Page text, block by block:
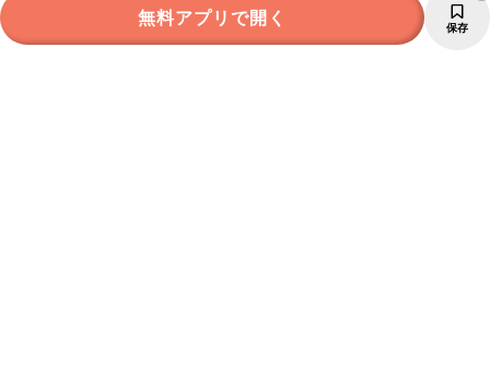
無料アプリで開く 保存